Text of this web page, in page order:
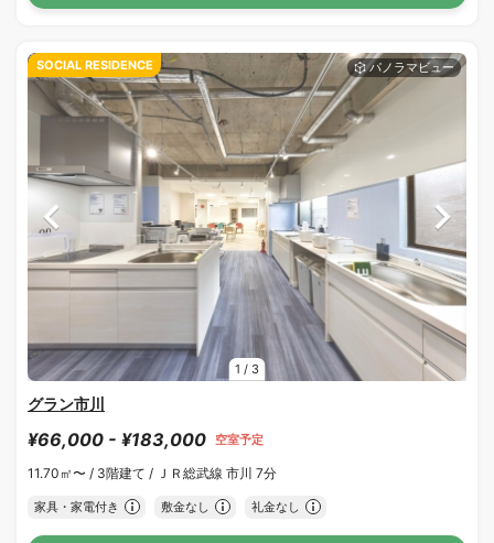
1 / 3
SOCIAL RESIDENCE
グラン市川
¥66,000 - ¥183,000 空室予定
11.70㎡〜 / 3階建て / ＪＲ総武線 市川 7分
家具・家電付き 敷金なし 礼金なし